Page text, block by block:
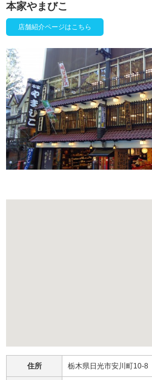
本家やまびこ
店舗紹介ページはこちら
住所 栃木県日光市安川町10-8